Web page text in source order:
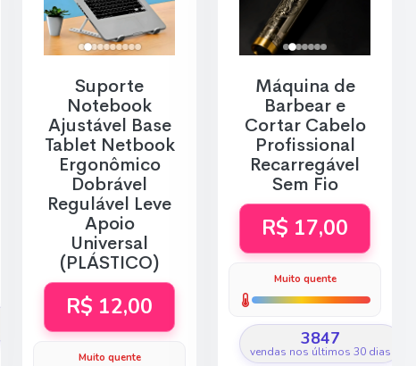
Suporte
Notebook
Ajustável Base
Tablet Netbook
Ergonômico
Dobrável
Regulável Leve
Apoio
Universal
(PLÁSTICO)
R$ 12,00
Muito quente
Máquina de
Barbear e
Cortar Cabelo
Profissional
Recarregável
Sem Fio
R$ 17,00
Muito quente
3847
vendas nos últimos 30 dias